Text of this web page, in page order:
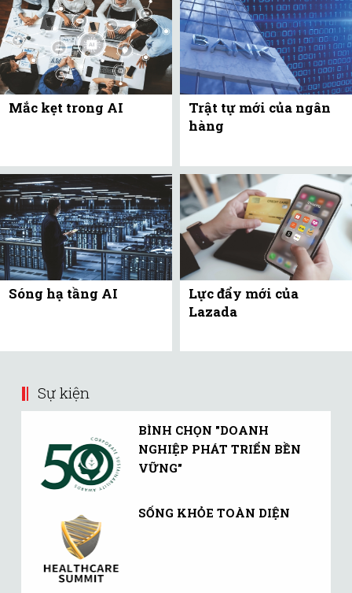
Mắc kẹt trong AI
Trật tự mới của ngân
hàng
Sóng hạ tầng AI
Lực đẩy mới của
Lazada
Sự kiện
BÌNH CHỌN "DOANH
NGHIỆP PHÁT TRIỂN BỀN
VỮNG"
SỐNG KHỎE TOÀN DIỆN